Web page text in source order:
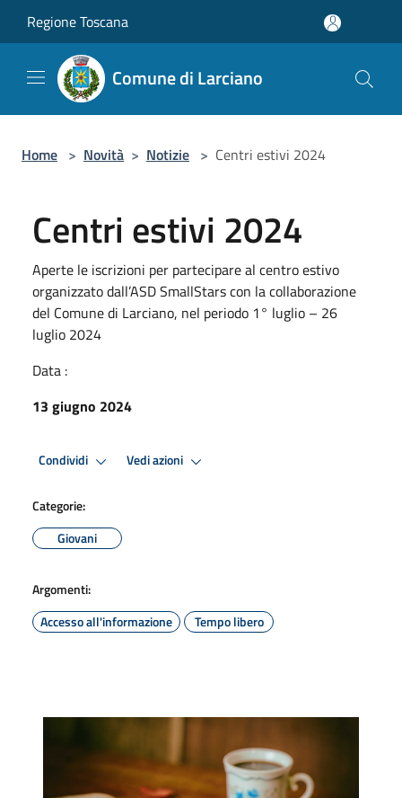
Regione Toscana
Comune di Larciano
Home > Novità > Notizie > Centri estivi 2024
Centri estivi 2024
Aperte le iscrizioni per partecipare al centro estivo
organizzato dall’ASD SmallStars con la collaborazione
del Comune di Larciano, nel periodo 1° luglio – 26
luglio 2024
Data :
13 giugno 2024
Condividi Vedi azioni
Categorie:
Giovani
Argomenti:
Accesso all'informazione
Tempo libero